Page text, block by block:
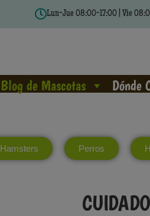
Lun-Jue 08:00-17:00 | Vie
Blog de Mascotas Dónde
Hamsters Perros